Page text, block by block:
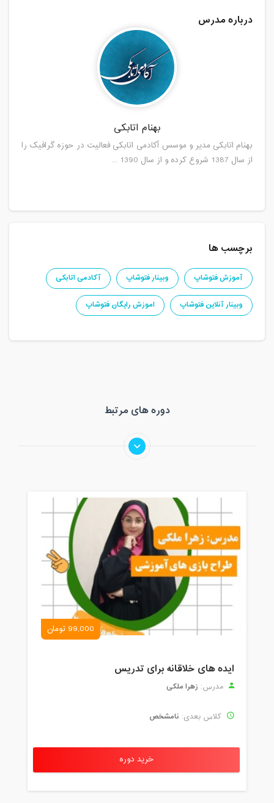
درباره مدرس
بهنام اتابکی
بهنام اتابکی مدیر و موسس آکادمی اتابکی فعالیت در حوزه گرافیک را
از سال 1387 شروع کرده و از سال 1390 ...
برچسب ها
آموزش فتوشاپ وبینار فتوشاپ
آکادمی اتابکی
وبینار آنلاین فتوشاپ
اموزش رایگان فتوشاپ
دوره های مرتبط
99,000 تومان
ایده های خلاقانه برای تدریس
مدرس: زهرا ملکی
کلاس بعدی: نامشخص
خرید دوره